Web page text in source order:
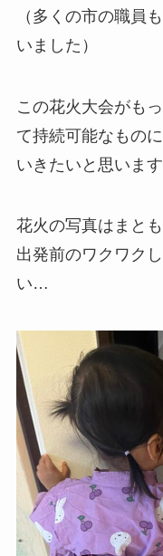
（多くの市の職員
いました）
この花火大会がも
て持続可能なもの
いきたいと思います
花火の写真はまと
出発前のワクワク
い…